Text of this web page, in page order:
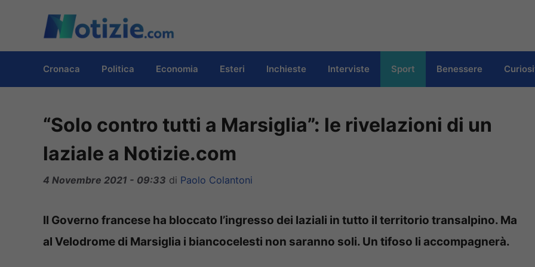
contenuto
Cronaca Politica Economia Esteri Inchieste Interviste Sport Benessere
“Solo contro tutti a Marsiglia”: le rivelazioni di un
laziale a Notizie.com
4 Novembre 2021 - 09:33 di Paolo Colantoni
Il Governo francese ha bloccato l’ingresso dei laziali in tutto il territorio transalpino. Ma
al Velodrome di Marsiglia i biancocelesti non saranno soli. Un tifoso li accompagnerà.